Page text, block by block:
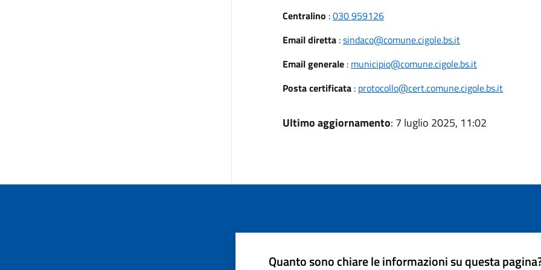
Centralino :030 959126
Email diretta:sindaco@comune.cigole.bs.it
Email generale: municipio@comune.cigole.bs.it
Posta certificata: protocollo@cert.comune.cigole.bs.it
Ultimo aggiornamento: 7 luglio 2025, 11:02
Quanto sono chiare le informazioni su questa